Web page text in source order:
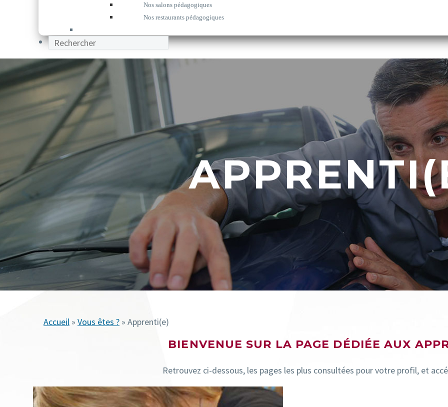
Nos salons pédagogiques
Nos restaurants pédagogiques
Accueil » Vous êtes ? » Apprenti(e)
BIENVENUE SUR LA PAGE DÉDIÉE AUX
Retrouvez ci-dessous, les pages les plus consultées pour votre profil, et